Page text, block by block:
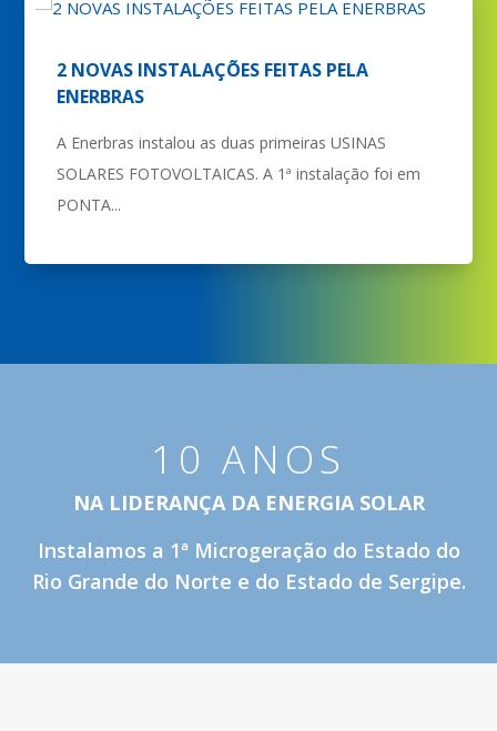
2 NOVAS INSTALAÇÕES FEITAS PELA
ENERBRAS
A Enerbras instalou as duas primeiras USINAS
SOLARES FOTOVOLTAICAS. A 1ª instalação foi em
PONTA...
10 ANOS
NA LIDERANÇA DA ENERGIA SOLAR
Instalamos a 1ª Microgeração do Estado do
Rio Grande do Norte e do Estado de Sergipe.